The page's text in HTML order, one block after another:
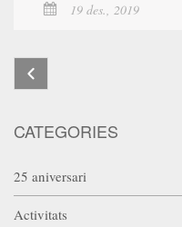
19 des., 2019
CATEGORIES
25 aniversari
Activitats